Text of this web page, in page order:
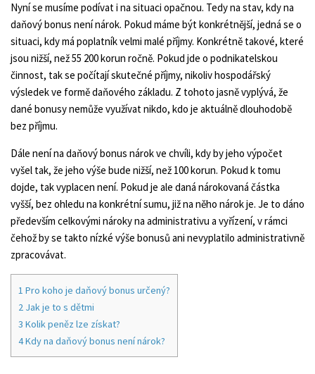
Nyní se musíme podívat i na situaci opačnou. Tedy na stav, kdy na
daňový bonus není nárok. Pokud máme být konkrétnější, jedná se o
situaci, kdy má poplatník velmi malé příjmy. Konkrétně takové, které
jsou nižší, než 55 200 korun ročně. Pokud jde o podnikatelskou
činnost, tak se počítají skutečné příjmy, nikoliv hospodářský
výsledek ve formě daňového základu. Z tohoto jasně vyplývá, že
dané bonusy nemůže využívat nikdo, kdo je aktuálně dlouhodobě
bez příjmu.
Dále není na daňový bonus nárok ve chvíli, kdy by jeho výpočet
vyšel tak, že jeho výše bude nižší, než 100 korun. Pokud k tomu
dojde, tak vyplacen není. Pokud je ale daná nárokovaná částka
vyšší, bez ohledu na konkrétní sumu, již na něho nárok je. Je to dáno
především celkovými nároky na administrativu a vyřízení, v rámci
čehož by se takto nízké výše bonusů ani nevyplatilo administrativně
zpracovávat.
1 Pro koho je daňový bonus určený?
2 Jak je to s dětmi
3 Kolik peněz lze získat?
4Kdy na daňový bonus není nárok?